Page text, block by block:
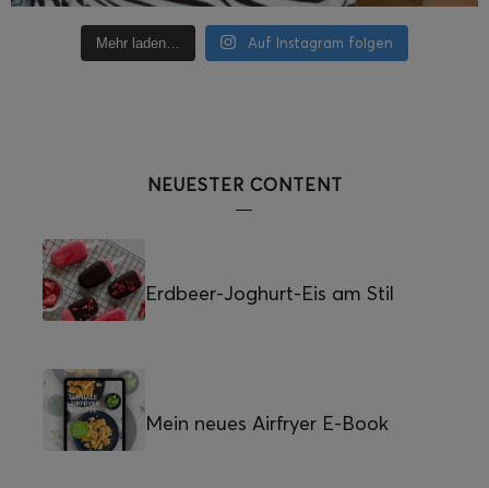
Mehr laden… Auf Instagram folgen
NEUESTER CONTENT
Erdbeer-Joghurt-Eis am Stil
Mein neues Airfryer E-Book